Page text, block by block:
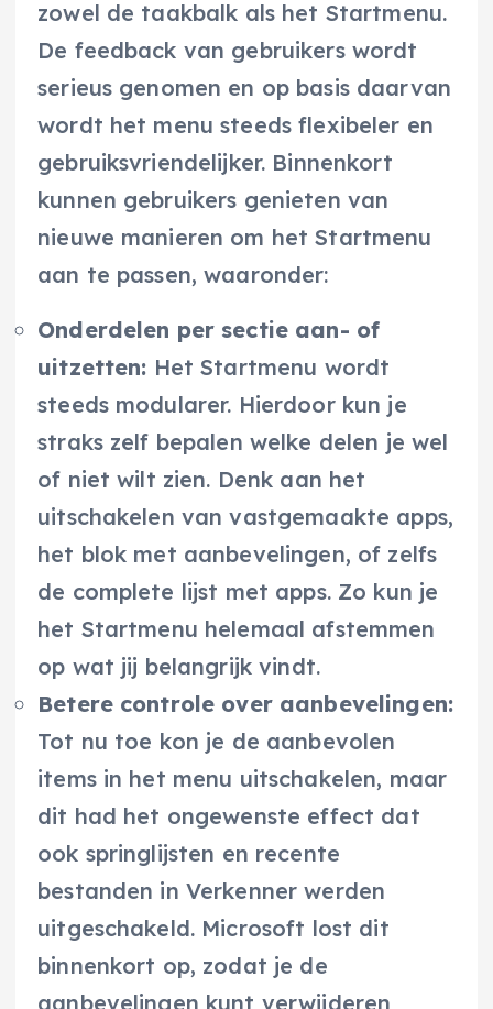
zowel de taakbalk als het Startmenu.
De feedback van gebruikers wordt
serieus genomen en op basis daarvan
wordt het menu steeds flexibeler en
gebruiksvriendelijker. Binnenkort
kunnen gebruikers genieten van
nieuwe manieren om het Startmenu
aan te passen, waaronder:
Onderdelen per sectie aan- of
uitzetten: Het Startmenu wordt
steeds modularer. Hierdoor kun je
straks zelf bepalen welke delen je wel
of niet wilt zien. Denk aan het
uitschakelen van vastgemaakte apps,
het blok met aanbevelingen, of zelfs
de complete lijst met apps. Zo kun je
het Startmenu helemaal afstemmen
op wat jij belangrijk vindt.
Betere controle over aanbevelingen:
Tot nu toe kon je de aanbevolen
items in het menu uitschakelen, maar
dit had het ongewenste effect dat
ook springlijsten en recente
bestanden in Verkenner werden
uitgeschakeld. Microsoft lost dit
binnenkort op, zodat je de
aanbevelingen kunt verwijderen